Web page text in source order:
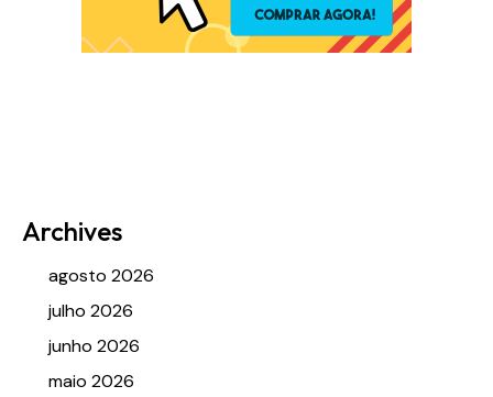
Archives
agosto 2026
julho 2026
junho 2026
maio 2026